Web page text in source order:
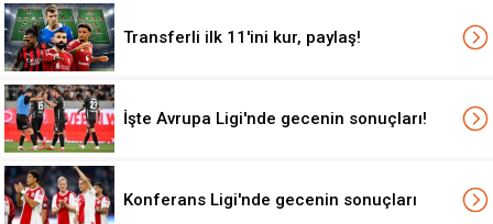
Transferli ilk 11'ini kur, paylaş!
İşte Avrupa Ligi'nde gecenin sonuçları!
Konferans Ligi'nde gecenin sonuçları